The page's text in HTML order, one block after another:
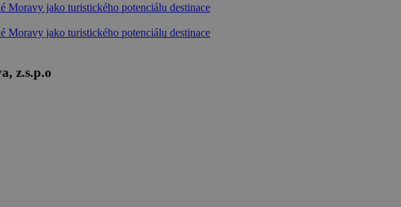
jako turistického potenciálu destinace
jako turistického potenciálu destinace
z.s.p.o